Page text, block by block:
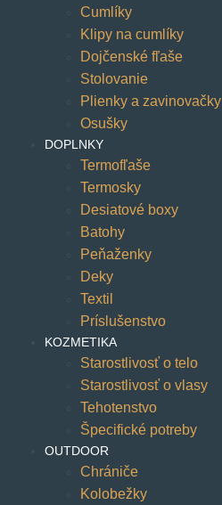
Cumlíky
Klipy na cumlíky
Dojčenské fľaše
Stolovanie
Plienky a zavinovačky
Osušky
DOPLNKY
Termofľaše
Termosky
Desiatové boxy
Batohy
Peňaženky
Deky
Textil
Príslušenstvo
KOZMETIKA
Starostlivosť o telo
Starostlivosť o vlasy
Tehotenstvo
Špecifické potreby
OUTDOOR
Chrániče
Kolobežky